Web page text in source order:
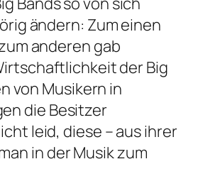
ändern: Zum einen
anderen gab
der Big
von Musikern in
die Besitzer
leid, diese – aus ihrer
in der Musik zum